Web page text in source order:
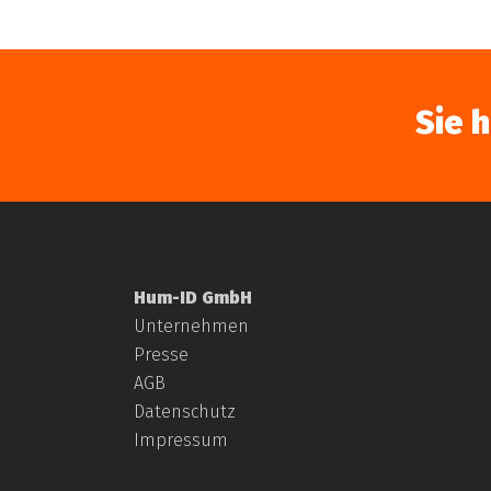
Sie
Hum-ID GmbH
Unternehmen
Presse
AGB
Datenschutz
Impressum